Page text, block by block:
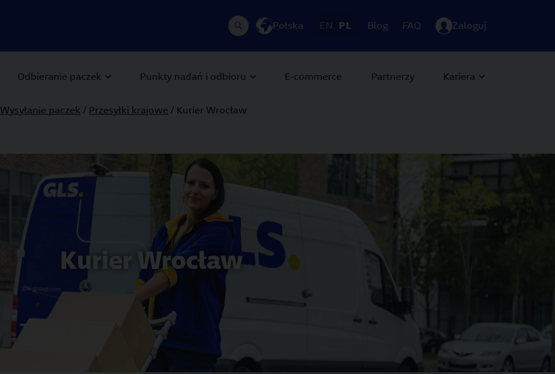
Polska EN PL Blog FAQ Zaloguj
Odbieranie paczek Punkty nadań i odbioru E-commerce Partnerzy Kariera
Wysyłanie paczek / Przesyłki krajowe / Kurier Wrocław
Kurier Wrocław